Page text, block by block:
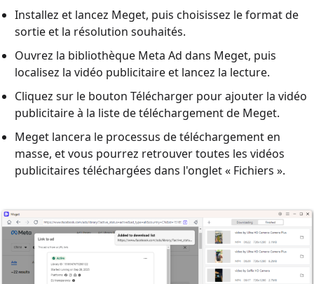
Installez et lancez Meget, puis choisissez le format de
sortie et la résolution souhaités.
Ouvrez la bibliothèque Meta Ad dans Meget, puis
localisez la vidéo publicitaire et lancez la lecture.
Cliquez sur le bouton Télécharger pour ajouter la vidéo
publicitaire à la liste de téléchargement de Meget.
Meget lancera le processus de téléchargement en
masse, et vous pourrez retrouver toutes les vidéos
publicitaires téléchargées dans l'onglet « Fichiers ».